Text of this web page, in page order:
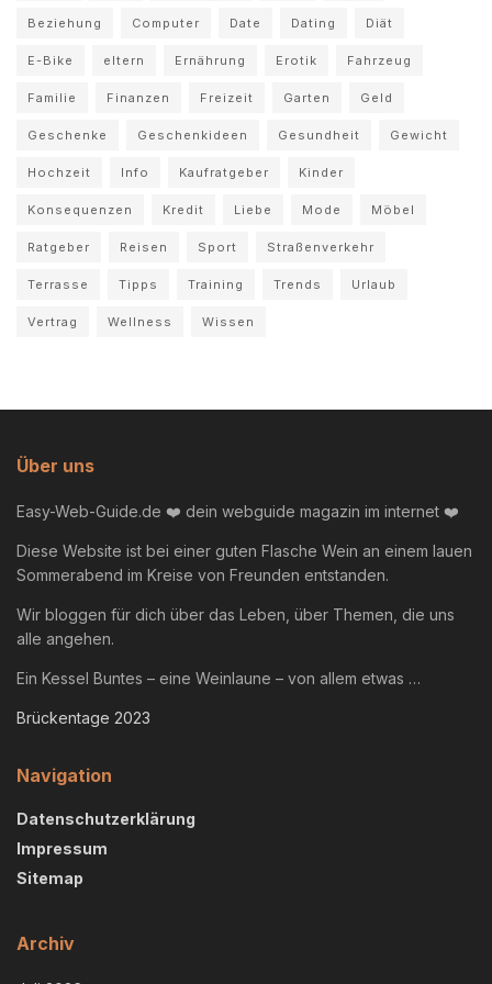
Beziehung Computer Date Dating Diät
E-Bike eltern Ernährung Erotik Fahrzeug
Familie Finanzen Freizeit Garten Geld
Geschenke Geschenkideen Gesundheit Gewicht
Hochzeit Info Kaufratgeber Kinder
Konsequenzen Kredit Liebe Mode Möbel
Ratgeber Reisen Sport Straßenverkehr
Terrasse Tipps Training Trends Urlaub
Vertrag Wellness Wissen
Über uns
Easy-Web-Guide.de ❤️ dein webguide magazin im internet ❤️
Diese Website ist bei einer guten Flasche Wein an einem lauen
Sommerabend im Kreise von Freunden entstanden.
Wir bloggen für dich über das Leben, über Themen, die uns
alle angehen.
Ein Kessel Buntes – eine Weinlaune – von allem etwas …
Brückentage 2023
Navigation
Datenschutzerklärung
Impressum
Sitemap
Archiv